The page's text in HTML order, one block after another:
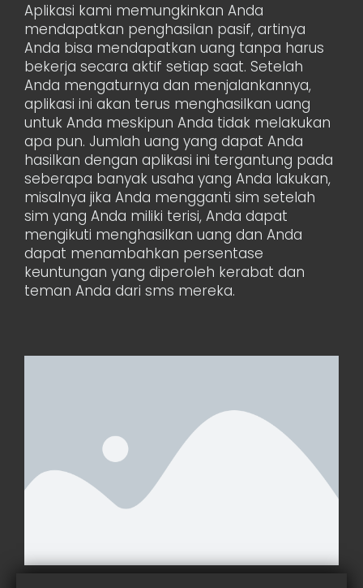
Aplikasi kami memungkinkan Anda
mendapatkan penghasilan pasif, artinya
Anda bisa mendapatkan uang tanpa harus
bekerja secara aktif setiap saat. Setelah
Anda mengaturnya dan menjalankannya,
aplikasi ini akan terus menghasilkan uang
untuk Anda meskipun Anda tidak melakukan
apa pun. Jumlah uang yang dapat Anda
hasilkan dengan aplikasi ini tergantung pada
seberapa banyak usaha yang Anda lakukan,
misalnya jika Anda mengganti sim setelah
sim yang Anda miliki terisi, Anda dapat
mengikuti menghasilkan uang dan Anda
dapat menambahkan persentase
keuntungan yang diperoleh kerabat dan
teman Anda dari sms mereka.